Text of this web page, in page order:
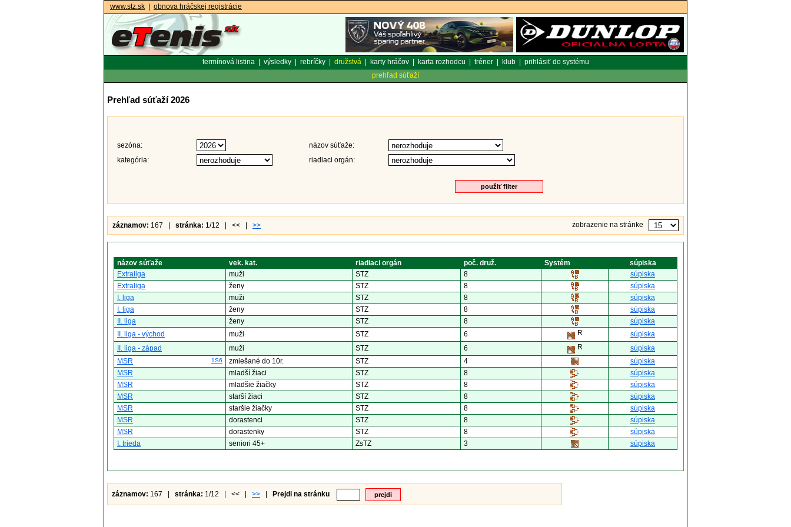
www.stz.sk obnova hráčskej registrácie
termínová listina| výsledky| rebríčky| družstvá| karty hráčov| karta rozhodcu tréner| klub| prihlásiť do systému
prehľad súťaží
Prehľad súťaží 2026
sezóna:
názov súťaže:
kategória:
riadiaci orgán:
záznamov: 167 | stránka: 1/12 | << | >> zobrazenie na stránke
názov súťaže vek. kat. riadiaci orgán poč. druž. Systém
súpiska
Extraliga
muži STZ 8
súpiska
Extraliga
ženy STZ 8
súpiska
I. liga
muži STZ 8
súpiska
I. liga
ženy STZ 8
súpiska
II. liga
ženy STZ 8
súpiska
II. liga - východ
muži STZ 6 R
súpiska
II. liga - západ
muži STZ 6 R súpiska
1S6
MSR zmiešané do 10r. STZ 4
súpiska
MSR
mladší žiaci STZ 8
súpiska
MSR
mladšie žiačky STZ 8
súpiska
MSR
starší žiaci STZ 8
súpiska
MSR
staršie žiačky STZ 8
súpiska
MSR
dorastenci STZ 8
súpiska
MSR
dorastenky STZ 8
súpiska
I. trieda
seniori 45+ ZsTZ 3 súpiska
záznamov: 167 | stránka: 1/12 | << | >> Prejdi na stránku